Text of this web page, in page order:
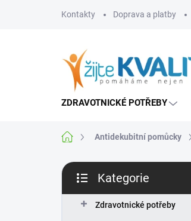
Kontakty Doprava a platby
ZDRAVOTNICKÉ POTŘEBY
Domů Antidekubitní pomůcky
P
s
kategorie
Kategorie
Zdravotnické potřeby